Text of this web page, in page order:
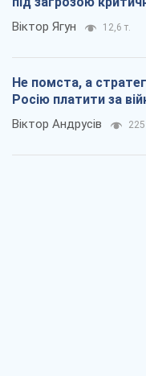
Віктор Ягун 12,6 т.
Не помста, а
Росію платити за
Віктор Андрусів 225